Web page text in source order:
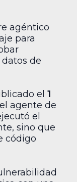
agéntico
para
de
el 1
agente de
el
sino que
código